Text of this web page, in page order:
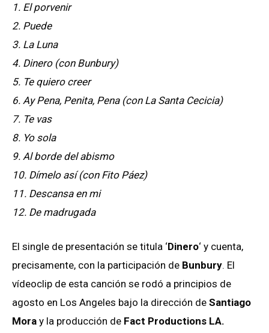
1. El porvenir
2. Puede
3. La Luna
4. Dinero (con Bunbury)
5. Te quiero creer
6. Ay Pena, Penita, Pena (con La Santa Cecicia)
7. Te vas
8. Yo sola
9. Al borde del abismo
10. Dímelo así (con Fito Páez)
11. Descansa en mi
12. De madrugada
El single de presentación se titula ‘Dinero‘ y cuenta,
precisamente, con la participación de Bunbury. El
vídeoclip de esta canción se rodó a principios de
agosto en Los Angeles bajo la dirección de Santiago
Mora y la producción de Fact Productions LA.